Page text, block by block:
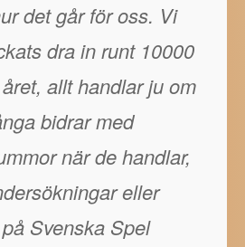
det går för oss. Vi
dra in runt 10000
allt handlar ju om
bidrar med
när de handlar,
eller
Svenska Spel